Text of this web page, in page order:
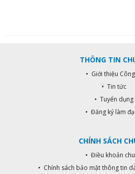
năng:
khiển. -
THÔNG TIN
• Giới thiệu
• Tin tức
• Tuyển dụng
• Đăng ký làm
CHÍNH SÁCH
• Điều khoản
• Chính sách bảo mật thông tin